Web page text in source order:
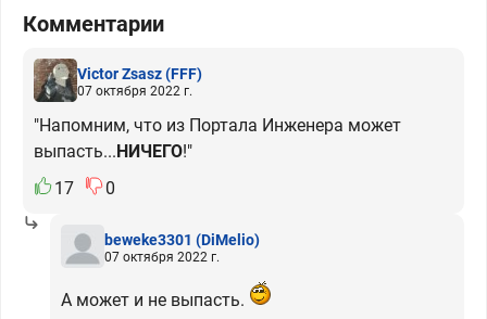
Комментарии
Victor Zsasz(FFF)
07 октября 2022 г.
"Напомним, что из Портала Инженера может
выпасть...НИЧЕГО!"
17
0
beweke3301 (DiMelio)
07 октября 2022 г.
А может и не выпасть.